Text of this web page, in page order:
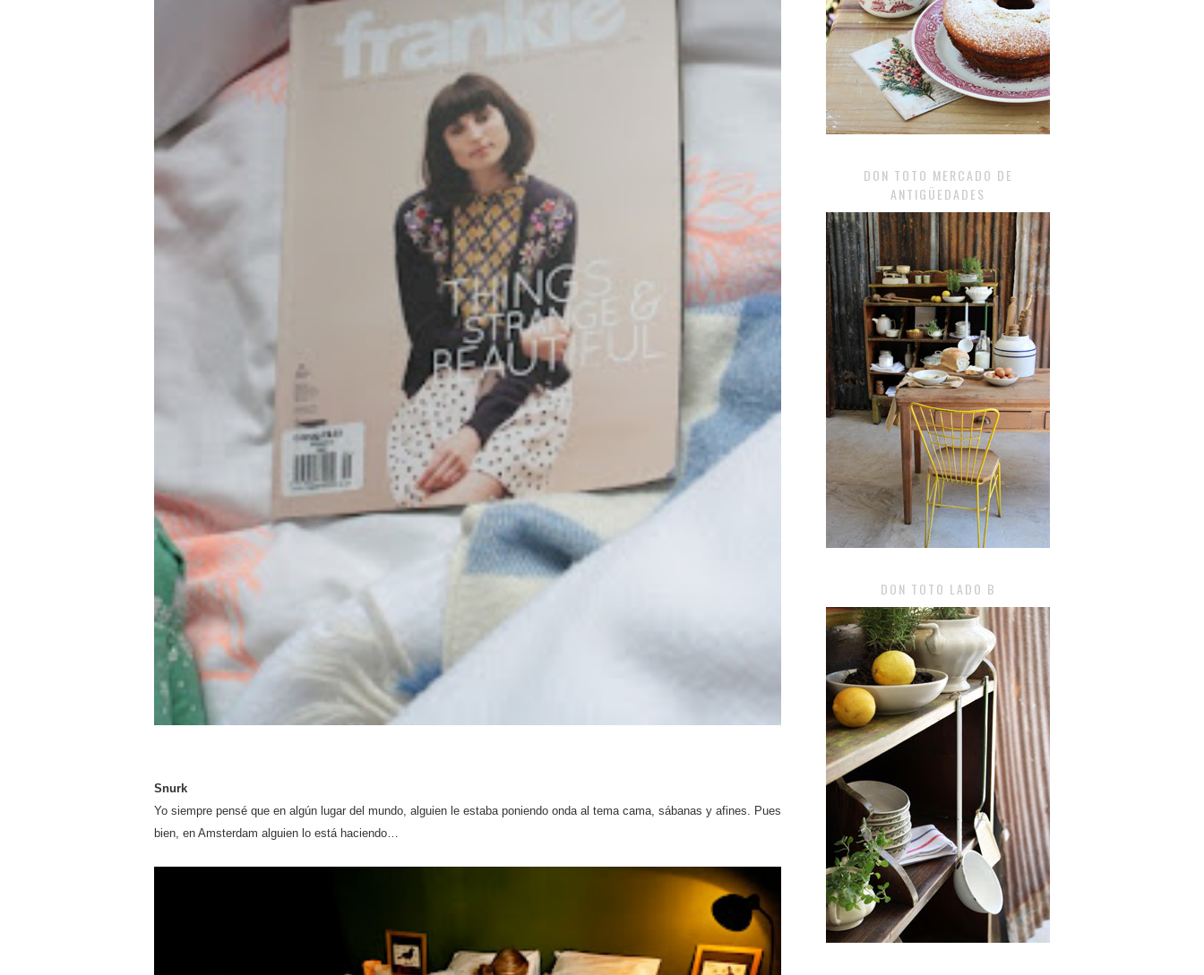
Snurk
Yo siempre pensé que en algún lugar del mundo, alguien le estaba poniendo onda al tema cama, sábanas y afines. Pues
bien, en Amsterdam alguien lo está haciendo…
DON TOTO MERCADO DE
ANTIGÜEDADES
DON TOTO LADO B